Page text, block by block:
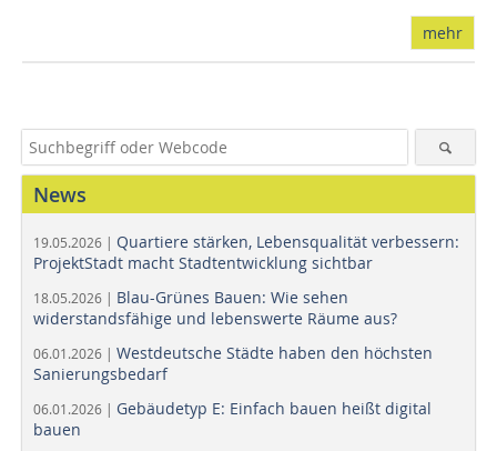
mehr
News
19.05.2026 | Quartiere stärken, Lebensqualität verbessern:
ProjektStadt macht Stadtentwicklung sichtbar
18.05.2026 | Blau-Grünes Bauen: Wie sehen
widerstandsfähige und lebenswerte Räume aus?
06.01.2026 | Westdeutsche Städte haben den höchsten
Sanierungsbedarf
06.01.2026 | Gebäudetyp E: Einfach bauen heißt digital
bauen